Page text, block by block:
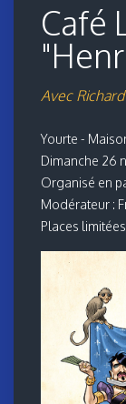
Café
Avec
Yourte -
Dimanche 26
Organisé en
Modérateur :
Places